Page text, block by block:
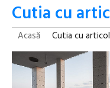
Cutia cu
Acasă Cutia cu